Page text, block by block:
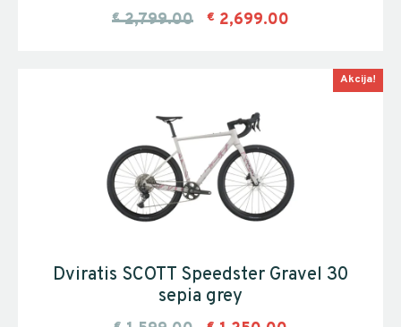
€ 2,799.00 € 2,699.00
Akcija!
Dviratis SCOTT Speedster Gravel 30
sepia grey